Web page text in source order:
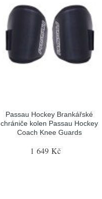
Passau Hockey Brankářské
chrániče kolen Passau Hockey
Coach Knee Guards
1 649 Kč